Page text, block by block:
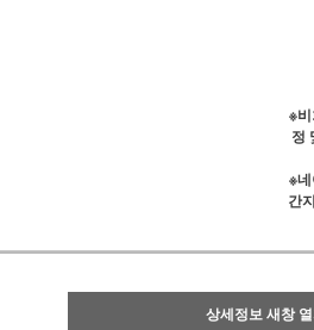
※
정
※
간
상세정보 새창